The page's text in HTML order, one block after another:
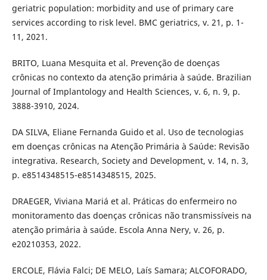
geriatric population: morbidity and use of primary care
services according to risk level. BMC geriatrics, v. 21, p. 1-
11, 2021.
BRITO, Luana Mesquita et al. Prevenção de doenças
crônicas no contexto da atenção primária à saúde. Brazilian
Journal of Implantology and Health Sciences, v. 6, n. 9, p.
3888-3910, 2024.
DA SILVA, Eliane Fernanda Guido et al. Uso de tecnologias
em doenças crônicas na Atenção Primária à Saúde: Revisão
integrativa. Research, Society and Development, v. 14, n. 3,
p. e8514348515-e8514348515, 2025.
DRAEGER, Viviana Mariá et al. Práticas do enfermeiro no
monitoramento das doenças crônicas não transmissíveis na
atenção primária à saúde. Escola Anna Nery, v. 26, p.
e20210353, 2022.
ERCOLE, Flávia Falci; DE MELO, Laís Samara; ALCOFORADO,